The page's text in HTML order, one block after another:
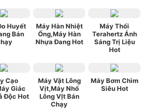
Huyết
Bán
Máy Hàn Nhiệt
Ống,Máy Hàn
Nhựa Đang Hot
Máy Thổi
Terahertz Ánh
Sáng Trị Liệu
Hot
Cạo
Giác
Độc Hot
Máy Vặt Lông
Vịt,Máy Nhổ
Lông VỊt Bán
Chạy
Máy Bơm Chìm
Siêu Hot